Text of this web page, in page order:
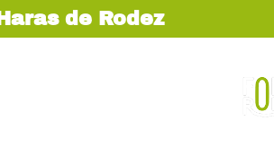
Haras de Rodez